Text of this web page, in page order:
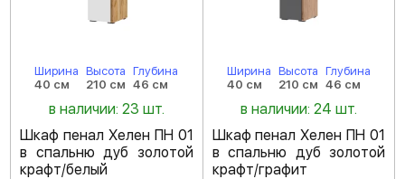
Ширина
40 см
Высота
210 см
Глубина
46 см
в наличии: 23 шт.
Шкаф пенал Хелен ПН 01
в спальню дуб золотой
крафт/белый
Ширина
40 см
Высота
210 см
Глубина
46 см
в наличии: 24 шт.
Шкаф пенал Хелен ПН 01
в спальню дуб золотой
крафт/графит